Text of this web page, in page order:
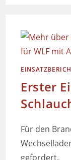
Erster
Für den
gefordert.